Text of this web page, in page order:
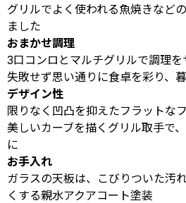
グリルでよく使われる魚焼きなど
ました
おまかせ調理
3口コンロとマルチグリルで調理を
失敗せず思い通りに食卓を彩り、
デザイン性
限りなく凹凸を抑えたフラットな
美しいカーブを描くグリル取手で
に
お手入れ
ガラスの天板は、こびりついた汚
くする親水アクアコート塗装